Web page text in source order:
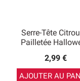
Serre-Tête
Pailletée
2,99 €
AJOUTER AU